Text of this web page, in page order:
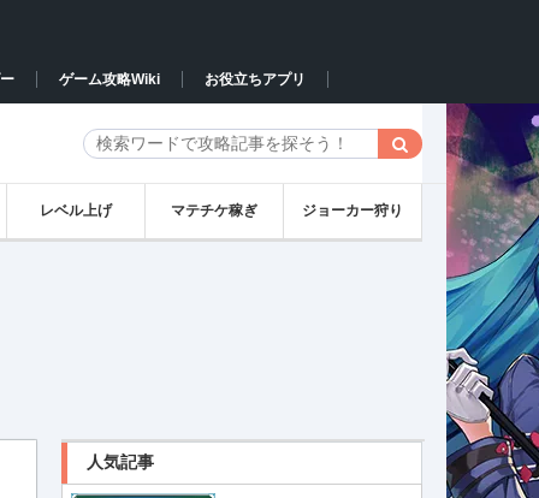
ゲーム攻略Wiki お役立ちアプリ
レベル上げ マテチケ稼ぎ ジョーカー狩り
人気記事